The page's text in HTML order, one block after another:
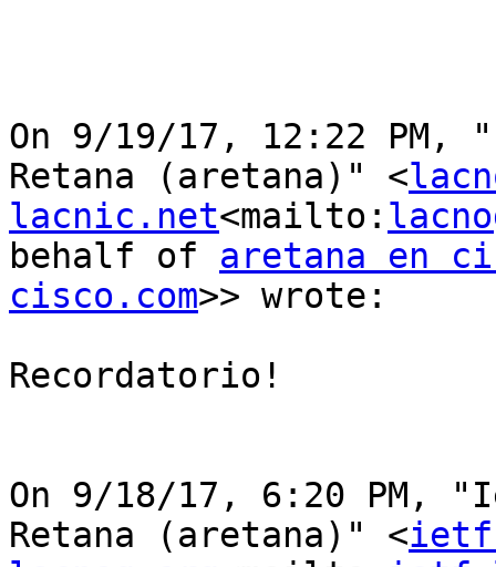
On 9/19/17, 12:22 PM,
Retana (aretana)" <
lacnic.net<mailto:
behalf of aretana en
cisco.com>> wrote:
Recordatorio!
On 9/18/17, 6:20 PM,
Retana (aretana)" <